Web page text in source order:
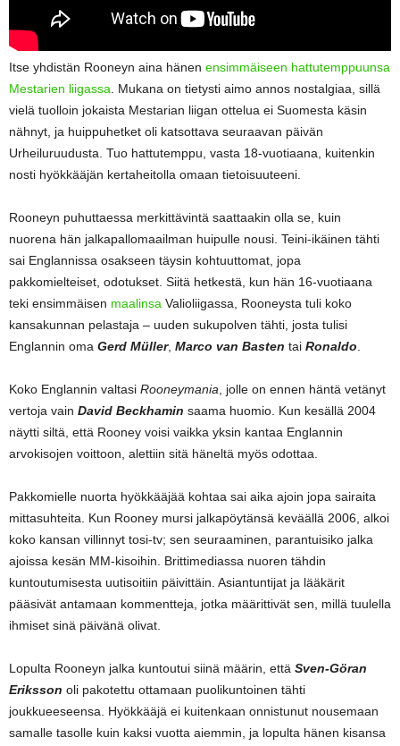
Itse yhdistän Rooneyn aina hänen ensimmäiseen hattutemppuunsa
Mestarien liigassa. Mukana on tietysti aimo annos nostalgiaa, sillä
vielä tuolloin jokaista Mestarian liigan ottelua ei Suomesta käsin
nähnyt, ja huippuhetket oli katsottava seuraavan päivän
Urheiluruudusta. Tuo hattutemppu, vasta 18-vuotiaana, kuitenkin
nosti hyökkääjän kertaheitolla omaan tietoisuuteeni.
Rooneyn puhuttaessa merkittävintä saattaakin olla se, kuin
nuorena hän jalkapallomaailman huipulle nousi. Teini-ikäinen tähti
sai Englannissa osakseen täysin kohtuuttomat, jopa
pakkomielteiset, odotukset. Siitä hetkestä, kun hän 16-vuotiaana
teki ensimmäisen maalinsa Valioliigassa, Rooneysta tuli koko
kansakunnan pelastaja – uuden sukupolven tähti, josta tulisi
Englannin oma Gerd Müller, Marco van Basten tai Ronaldo.
Koko Englannin valtasi Rooneymania, jolle on ennen häntä vetänyt
vertoja vain David Beckhamin saama huomio. Kun kesällä 2004
näytti siltä, että Rooney voisi vaikka yksin kantaa Englannin
arvokisojen voittoon, alettiin sitä häneltä myös odottaa.
Pakkomielle nuorta hyökkääjää kohtaa sai aika ajoin jopa sairaita
mittasuhteita. Kun Rooney mursi jalkapöytänsä keväällä 2006, alkoi
koko kansan villinnyt tosi-tv; sen seuraaminen, parantuisiko jalka
ajoissa kesän MM-kisoihin. Brittimediassa nuoren tähdin
kuntoutumisesta uutisoitiin päivittäin. Asiantuntijat ja lääkärit
pääsivät antamaan kommentteja, jotka määrittivät sen, millä tuulella
ihmiset sinä päivänä olivat.
Lopulta Rooneyn jalka kuntoutui siinä määrin, että Sven-Göran
Eriksson oli pakotettu ottamaan puolikuntoinen tähti
joukkueeseensa. Hyökkääjä ei kuitenkaan onnistunut nousemaan
samalle tasolle kuin kaksi vuotta aiemmin, ja lopulta hänen kisansa